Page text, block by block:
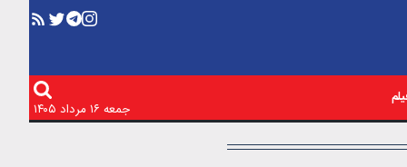
جمعه ۱۶ مرداد ۱۴۰۵